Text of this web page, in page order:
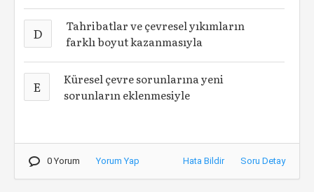
D
Tahribatlar ve çevresel yıkımların
farklı boyut kazanmasıyla
E
Küresel çevre sorunlarına yeni
sorunların eklenmesiyle
0 Yorum Yorum Yap Hata Bildir Soru Detay